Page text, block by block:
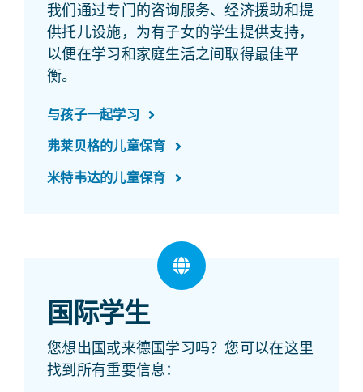
我们通过专门的咨询服务、经济援助和提
供托儿设施，为有子女的学生提供支持，
以便在学习和家庭生活之间取得最佳平
衡。
与孩子一起学习
弗莱贝格的儿童保育
米特韦达的儿童保育
国际学生
您想出国或来德国学习吗？您可以在这里
找到所有重要信息：